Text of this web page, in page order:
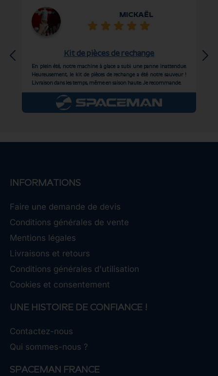
MICKAËL
Kit de pièces de rechange
En plein été, notre machine à glace a subi une panne inattendue.
Heureusement, le kit de pièces de rechange a été notre sauveur !
Livraison dans les temps, même en saison haute. Je recommande.
INFORMATIONS
Faire une demande de devis
Conditions générales de vente
Mentions légales
Livraisons et retours
Conditions générales d'utilisation
Cookies et consentement
UNE HISTOIRE DE CONFIANCE !
Contactez-nous
Qui sommes-nous ?
SPACEMAN FRANCE